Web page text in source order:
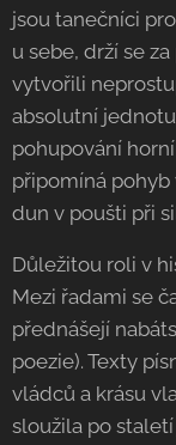
jsou tanečníci
u sebe, drží se
vytvořili
absolutní
pohupování
připomíná
dun v poušti při
Důležitou roli v
Mezi řadami se
přednášejí
poezie). Texty
vládců a krásu
sloužila po